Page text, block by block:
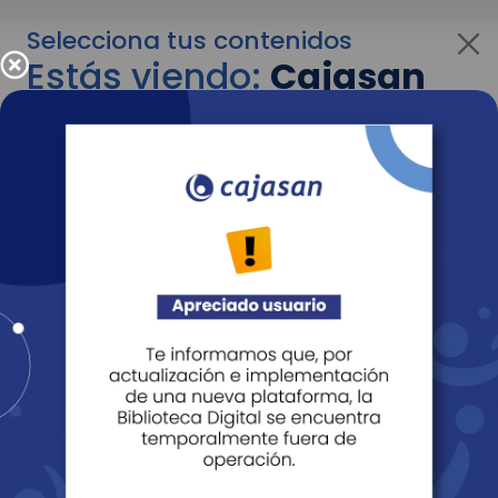
Selecciona tus contenidos
Estás viendo:Cajasan
corporativo
Para cambiar al contenido de tu interés más
adelante recuerda utilizar el menú
Entendido